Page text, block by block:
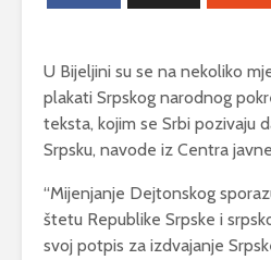
U Bijeljini su se na nekoliko
plakati Srpskog narodnog
teksta, kojim se Srbi pozivaju
Srpsku, navode iz Centra
“Mijenjanje Dejtonskog
štetu Republike Srpske i
svoj potpis za izdvajanje